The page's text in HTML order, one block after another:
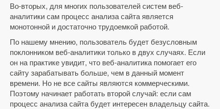
Во-вторых, для многих пользователей систем веб-
аналитики сам процесс анализа сайта является
монотонной и достаточно трудоемкой работой.
По нашему мнению, пользователь будет безусловным
поклонником веб-аналитики только в двух случаях. Если
он на практике увидит, что веб-аналитика помогает его
сайту зарабатывать больше, чем в данный момент
времени. Но не все сайты являются коммерческими.
Поэтому начинает работать второй случай: если сам
процесс анализа сайта будет интересен владельцу сайта.